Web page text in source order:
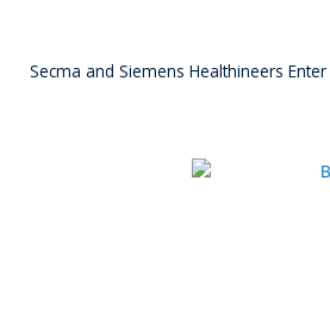
Secma and Siemens Healthineers